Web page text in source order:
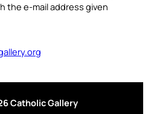
the e-mail address given
Catholic Gallery